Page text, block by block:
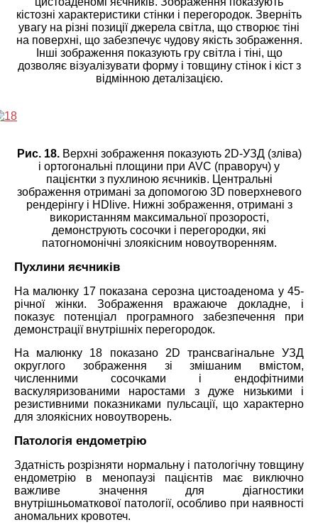
кістозні характеристики стінки і перегородок. Зверніть
увагу на різні позиції джерела світла, що створює тіні
на поверхні, що забезпечує чудову якість зображення.
Інші зображення показують гру світла і тіні, що
дозволяє візуалізувати форму і товщину стінок і кіст з
відмінною деталізацією.
Рис. 18.Верхні зображення показують 2D-УЗД (зліва)
і ортогональні площини при AVC (праворуч) у
пацієнтки з пухлиною яєчників. Центральні
зображення отримані за допомогою 3D поверхневого
рендерінгу і HDlive. Нижні зображення, отримані з
використанням максимальної прозорості,
демонструють сосочки і перегородки, які
патогномонічні злоякісним новоутворенням.
Пухлини яєчників
На малюнку 17 показана серозна цистоаденома у 45-
річної жінки. Зображення вражаюче докладне, і
показує потенціал програмного забезпечення при
демонстрації внутрішніх перегородок.
На малюнку 18 показано 2D трансвагінальне УЗД
округлого зображення зі змішаним вмістом,
численними сосочками і ендофітними
васкуляризованими наростами з дуже низькими і
резистивними показниками пульсації, що характерно
для злоякісних новоутворень.
Патологія ендометрію
Здатність розрізняти нормальну і патологічну товщину
ендометрію в менопаузі пацієнтів має виключно
важливе значення для діагностики
внутрішньоматкової патології, особливо при наявності
аномальних кровотеч.